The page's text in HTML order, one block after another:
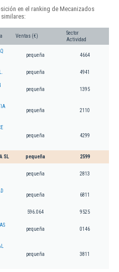
en el ranking de Mecanizados
Ventas (€)
Sector
Actividad
pequeña 4664
pequeña 4941
pequeña 1395
pequeña 2110
pequeña 4299
SL pequeña 2599
pequeña 2813
pequeña 6811
596.064 9525
pequeña 0146
pequeña 3811